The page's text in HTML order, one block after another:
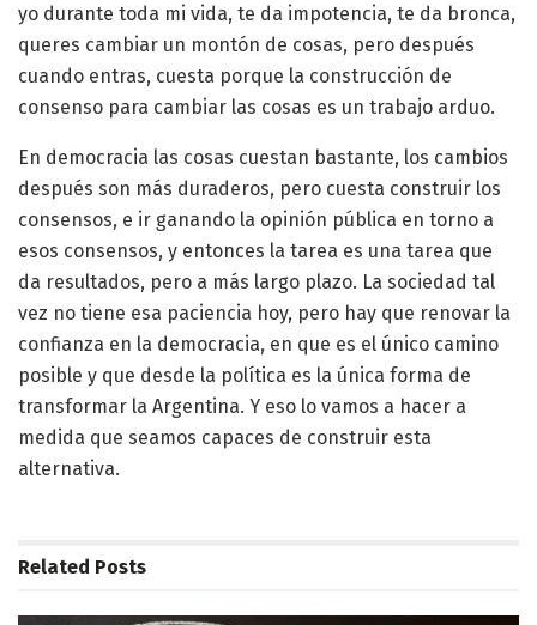
yo durante toda mi vida, te da impotencia, te da bronca,
queres cambiar un montón de cosas, pero después
cuando entras, cuesta porque la construcción de
consenso para cambiar las cosas es un trabajo arduo.
En democracia las cosas cuestan bastante, los cambios
después son más duraderos, pero cuesta construir los
consensos, e ir ganando la opinión pública en torno a
esos consensos, y entonces la tarea es una tarea que
da resultados, pero a más largo plazo. La sociedad tal
vez no tiene esa paciencia hoy, pero hay que renovar la
confianza en la democracia, en que es el único camino
posible y que desde la política es la única forma de
transformar la Argentina. Y eso lo vamos a hacer a
medida que seamos capaces de construir esta
alternativa.
Related Posts